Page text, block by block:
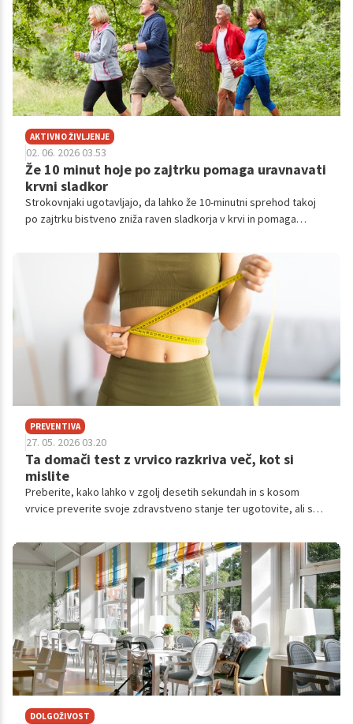
AKTIVNO ŽIVLJENJE
02. 06. 2026 03.53
Že 10 minut hoje po zajtrku pomaga uravnavati
krvni sladkor
Strokovnjaki ugotavljajo, da lahko že 10-minutni sprehod takoj
po zajtrku bistveno zniža raven sladkorja v krvi in pomaga
PREVENTIVA
27. 05. 2026 03.20
Ta domači test z vrvico razkriva več, kot si
mislite
Preberite, kako lahko v zgolj desetih sekundah in s kosom
vrvice preverite svoje zdravstveno stanje ter ugotovite, ali so
DOLGOŽIVOST